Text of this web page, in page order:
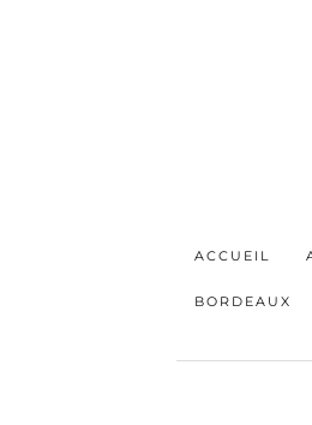
ACCUEIL
BORDEAUX